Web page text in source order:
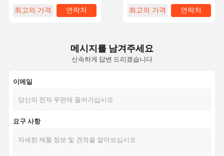
최고의 가격
연락처
최고의 가격
연락처
메시지를 남겨주세요
신속하게 답변 드리겠습니다
이메일
요구 사항